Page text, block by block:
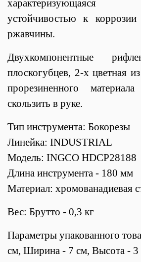
характеризующаяся
устойчивостью к
ржавчины.
Двухкомпонентные
плоскогубцев, 2-х цветная
прорезиненного
скользить в руке.
Тип инструмента: Бокорезы
Линейка: INDUSTRIAL
Модель: INGCO HDCP28188
Длина инструмента - 180 мм
Материал: хромованадиевая
Вес: Брутто - 0,3 кг
Параметры упакованного
см, Ширина - 7 см, Высота - 3